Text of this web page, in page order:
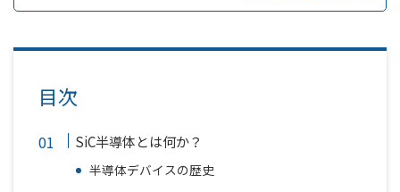
目次
SiC半導体とは何か？
半導体デバイスの歴史